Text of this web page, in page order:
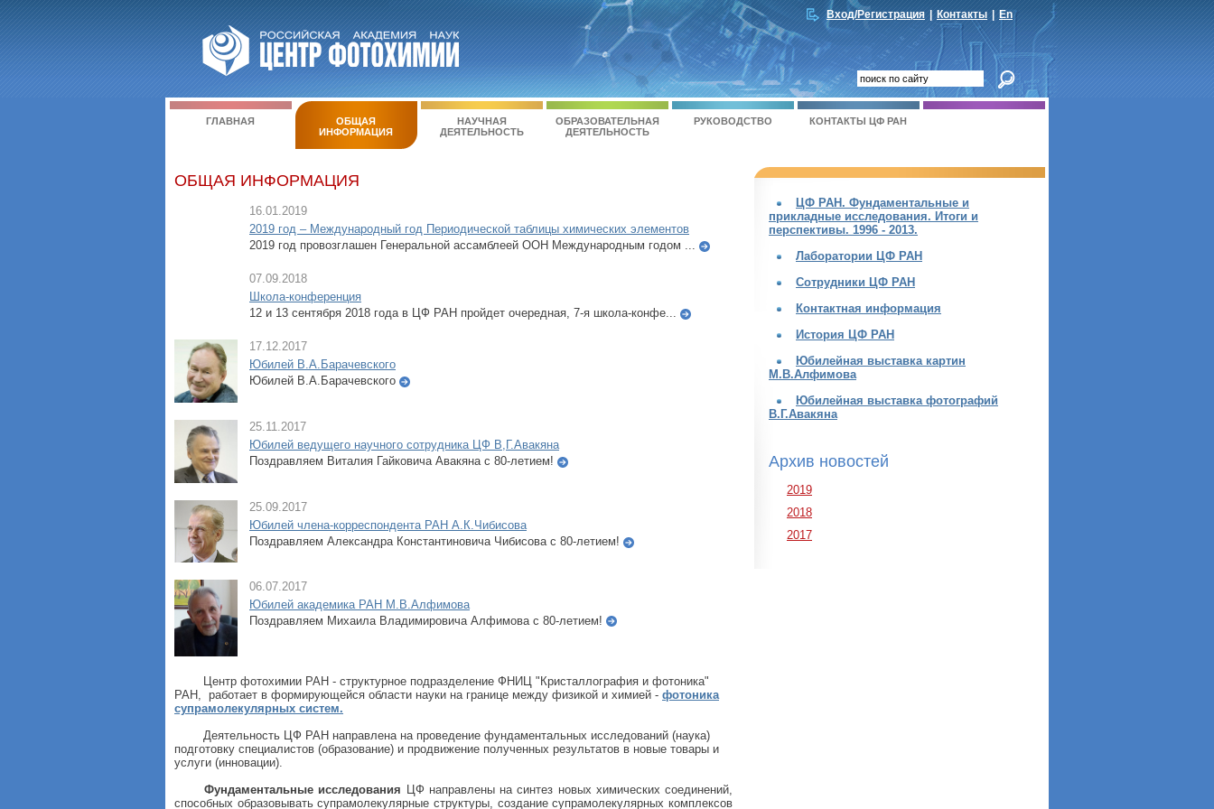
Вход/Регистрация Контакты En
ГЛАВНАЯ
ОБЩАЯ
ИНФОРМАЦИЯ
НАУЧНАЯ
ДЕЯТЕЛЬНОСТЬ
ОБРАЗОВАТЕЛЬНАЯ
ДЕЯТЕЛЬНОСТЬ
РУКОВОДСТВО КОНТАКТЫ ЦФ РАН
ОБЩАЯ ИНФОРМАЦИЯ
16.01.2019
2019 год – Международный год Периодической таблицы химических элементов
2019 год провозглашен Генеральной ассамблеей ООН Международным годом ...
07.09.2018
Школа-конференция
12 и 13 сентября 2018 года в ЦФ РАН пройдет очередная, 7-я школа-конфе...
17.12.2017
Юбилей В.А.Барачевского
Юбилей В.А.Барачевского
25.11.2017
Юбилей ведущего научного сотрудника ЦФ В,Г.Авакяна
Поздравляем Виталия Гайковича Авакяна с 80-летием!
25.09.2017
Юбилей члена-корреспондента РАН А.К.Чибисова
Поздравляем Александра Константиновича Чибисова с 80-летием!
06.07.2017
Юбилей академика РАН М.В.Алфимова
Поздравляем Михаила Владимировича Алфимова с 80-летием!
Центр фотохимии РАН - структурное подразделение ФНИЦ "Кристаллография и фотоника"
РАН, работает в формирующейся области науки на границе между физикой и химией - фотоника
супрамолекулярных систем.
Деятельность ЦФ РАН направлена на проведение фундаментальных исследований (наука)
подготовку специалистов (образование) и продвижение полученных результатов в новые товары и
услуги (инновации).
Фундаментальные исследования ЦФ направлены на синтез новых химических соединений,
способных образовывать супрамолекулярные структуры, создание супрамолекулярных комплексов
ЦФ РАН. Фундаментальные и
прикладные исследования. Итоги и
перспективы. 1996 - 2013.
Лаборатории ЦФ РАН
Сотрудники ЦФ РАН
Контактная информация
История ЦФ РАН
Юбилейная выставка картин
М.В.Алфимова
Юбилейная выставка фотографий
В.Г.Авакяна
Архив новостей
2019
2018
2017